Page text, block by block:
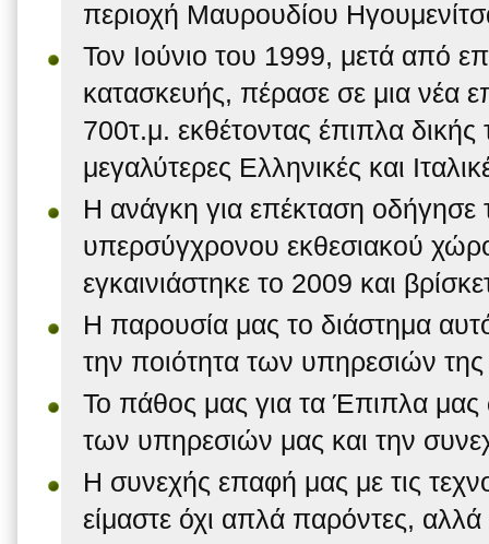
περιοχή Μαυρουδίου
Τον Ιούνιο του 1999, μετά από
κατασκευής, πέρασε σε μια νέα
700τ.μ. εκθέτοντας έπιπλα
μεγαλύτερες Ελληνικές και
Η ανάγκη για επέκταση οδήγησε
υπερσύγχρονου εκθεσιακού
εγκαινιάστηκε το 2009 και
Η παρουσία μας το διάστημα
την ποιότητα των υπηρεσιών
Το πάθος μας για τα Έπιπλα μας
των υπηρεσιών μας και την
Η συνεχής επαφή μας με τις
είμαστε όχι απλά παρόντες,